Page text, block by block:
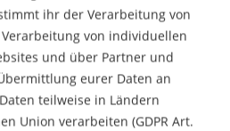
ihr der Verarbeitung von
von individuellen
und über Partner und
eurer Daten an
teilweise in Ländern
Union verarbeiten (GDPR Art.